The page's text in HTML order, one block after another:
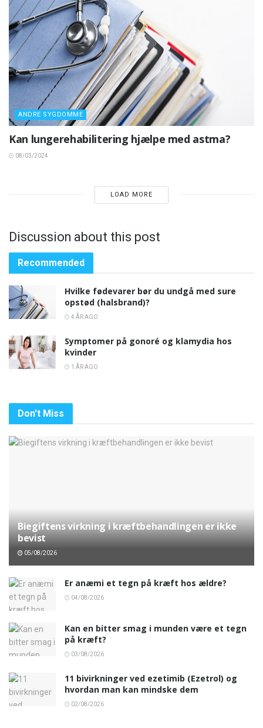
ANDRE SYGDOMME
Kan lungerehabilitering hjælpe med astma?
08/03/2024
LOAD MORE
Discussion about this post
Recommended
Hvilke fødevarer bør du undgå med sure
opstød (halsbrand)?
4 ÅR AGO
Symptomer på gonoré og klamydia hos
kvinder
1 ÅR AGO
Don't Miss
Biegiftens virkning i kræftbehandlingen er ikke
bevist
05/08/2026
Er anæmi et tegn på kræft hos ældre?
04/08/2026
Kan en bitter smag i munden være et tegn
på kræft?
03/08/2026
11 bivirkninger ved ezetimib (Ezetrol) og
hvordan man kan mindske dem
02/08/2026